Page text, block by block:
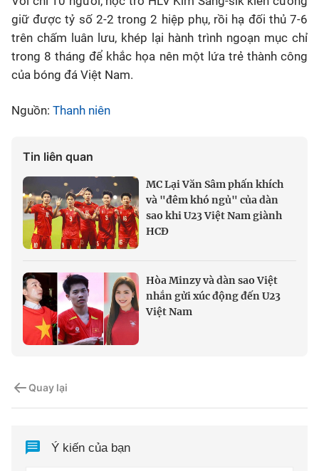
giữ được tỷ số 2-2 trong 2 hiệp phụ, rồi hạ đối thủ 7-6
trên chấm luân lưu, khép lại hành trình ngoạn mục chỉ
trong 8 tháng để khắc họa nên một lứa trẻ thành công
của bóng đá Việt Nam.
Nguồn: Thanh niên
Tin liên quan
MC Lại Văn Sâm phấn khích
và "đêm khó ngủ" của dàn
sao khi U23 Việt Nam giành
HCĐ
Hòa Minzy và dàn sao Việt
nhắn gửi xúc động đến U23
Việt Nam
Quay lại
Ý kiến của bạn